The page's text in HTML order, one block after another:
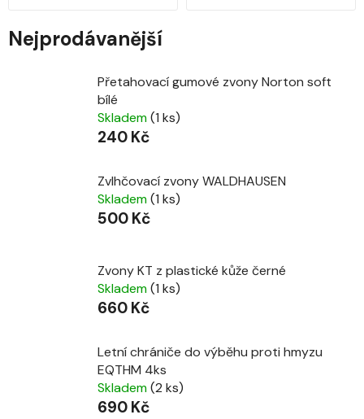
Nejprodávanější
Přetahovací gumové zvony Norton soft
bílé
Skladem(1 ks)
240 Kč
Zvlhčovací zvony WALDHAUSEN
Skladem(1 ks)
500 Kč
Zvony KT z plastické kůže černé
Skladem(1 ks)
660 Kč
Letní chrániče do výběhu proti hmyzu
EQTHM 4ks
Skladem(2 ks)
690 Kč